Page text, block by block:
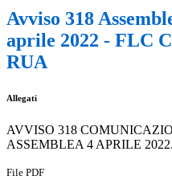
Avviso 318
aprile 2022 - FLC
RUA
Allegati
AVVISO 318
ASSEMBLEA 4 APRILE
File PDF